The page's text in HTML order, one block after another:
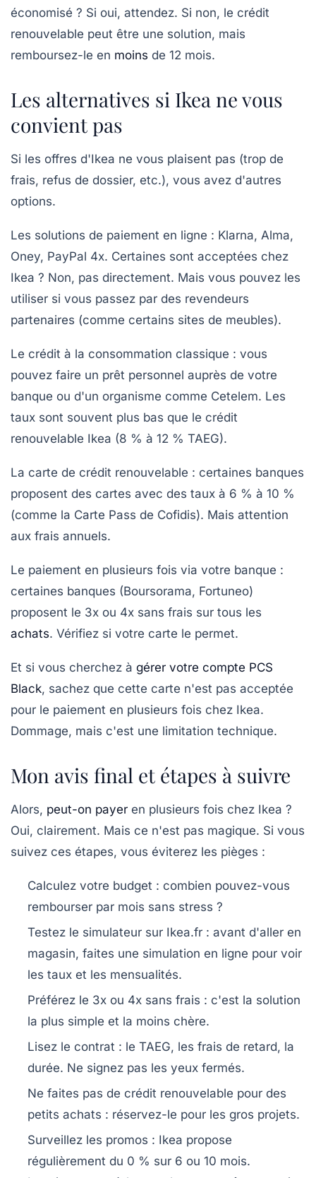
économisé ? Si oui, attendez. Si non, le crédit
renouvelable peut être une solution, mais
remboursez-le en moins de 12 mois.
Les alternatives si Ikea ne vous
convient pas
Si les offres d'Ikea ne vous plaisent pas (trop de
frais, refus de dossier, etc.), vous avez d'autres
options.
Les solutions de paiement en ligne : Klarna, Alma,
Oney, PayPal 4x. Certaines sont acceptées chez
Ikea ? Non, pas directement. Mais vous pouvez les
utiliser si vous passez par des revendeurs
partenaires (comme certains sites de meubles).
Le crédit à la consommation classique : vous
pouvez faire un prêt personnel auprès de votre
banque ou d'un organisme comme Cetelem. Les
taux sont souvent plus bas que le crédit
renouvelable Ikea (8 % à 12 % TAEG).
La carte de crédit renouvelable : certaines banques
proposent des cartes avec des taux à 6 % à 10 %
(comme la Carte Pass de Cofidis). Mais attention
aux frais annuels.
Le paiement en plusieurs fois via votre banque :
certaines banques (Boursorama, Fortuneo)
proposent le 3x ou 4x sans frais sur tous les
achats. Vérifiez si votre carte le permet.
Et si vous cherchez à gérer votre compte PCS
Black, sachez que cette carte n'est pas acceptée
pour le paiement en plusieurs fois chez Ikea.
Dommage, mais c'est une limitation technique.
Mon avis final et étapes à suivre
Alors, peut-on payer en plusieurs fois chez Ikea ?
Oui, clairement. Mais ce n'est pas magique. Si vous
suivez ces étapes, vous éviterez les pièges :
Calculez votre budget : combien pouvez-vous
rembourser par mois sans stress ?
Testez le simulateur sur Ikea.fr : avant d'aller en
magasin, faites une simulation en ligne pour voir
les taux et les mensualités.
Préférez le 3x ou 4x sans frais : c'est la solution
la plus simple et la moins chère.
Lisez le contrat : le TAEG, les frais de retard, la
durée. Ne signez pas les yeux fermés.
Ne faites pas de crédit renouvelable pour des
petits achats : réservez-le pour les gros projets.
Surveillez les promos : Ikea propose
régulièrement du 0 % sur 6 ou 10 mois.